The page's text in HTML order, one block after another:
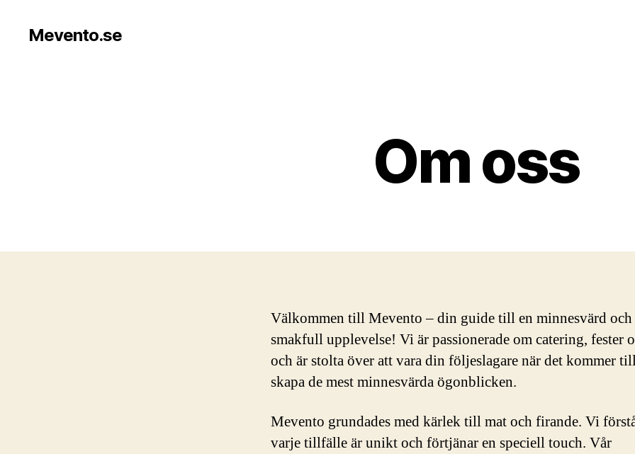
Mevento.se
Om oss
Välkommen till Mevento – din guide till en minnesvärd och
smakfull upplevelse! Vi är passionerade om catering, fester
och är stolta över att vara din följeslagare när det kommer
skapa de mest minnesvärda ögonblicken.
Mevento grundades med kärlek till mat och firande. Vi
varje tillfälle är unikt och förtjänar en speciell touch. Vår